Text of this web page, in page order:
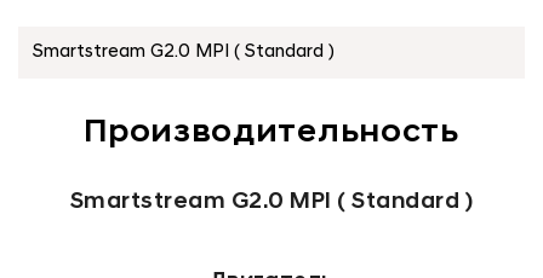
Производительность
Smartstream G2.0 MPI ( Standard )